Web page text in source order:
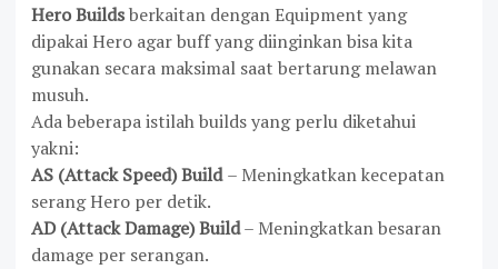
Hero Buildsberkaitan dengan Equipment yang
dipakai Hero agar buff yang diinginkan bisa kita
gunakan secara maksimal saat bertarung melawan
musuh.
Ada beberapa istilah builds yang perlu diketahui
yakni:
AS (Attack Speed)Build– Meningkatkan kecepatan
serang Hero per detik.
AD (Attack Damage)Build– Meningkatkan besaran
damage per serangan.